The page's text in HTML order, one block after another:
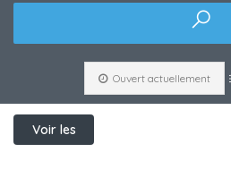
Ouvert actuellement
Voir les